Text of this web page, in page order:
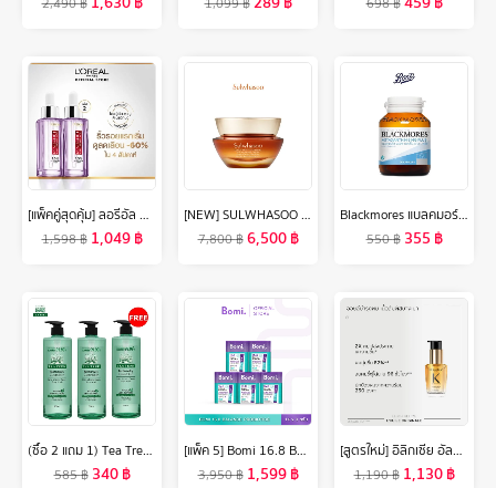
[แพ็คคู่สุดคุ้ม] ลอรีอัล ปารีส รีไวทัลลิฟท์ ไฮยาลูรอนิค แอซิด เซรั่ม 30 มล. X2 L'Oreal Paris Revitalift Hyaluronic Acid Serum 30mlx2 (hyaluron,loreal,ลอรีอัล ไฮยาลูรอน, ไฮยา)
1,598฿ 1,049฿
[NEW] SULWHASOO Concentrated Ginseng Rejuvenating Cream 50ml. ครีมต่อต้านริ้วรอย มอบความกระชับ เพิ่มความยืดหยุ่นและระดับความชุ่มชื้นสู่ผิว (ปรับสูตรใหม่)
7,800฿6,500฿
Blackmores แบลคมอร์ส แอสตาแซนธิน 6 มก. พลัส 30 แคปซูล
550฿ 355 ฿
(ซื้อ 2 แถม 1) Tea Tree ที ทรี เจลอาบน้ำ มายด์แอนด์ดีพคลีน 500 มล. Naturally Mild & Deep Clean Body Wash 500ml. X 2 Free 1
585฿ 340฿
[แพ็ค 5] Bomi 16.8 Balance Probiotics (14 x 3g) โบมิ โพรไบโอติกส์ พร้อมทาน
3,950฿ 1,599฿
[สูตรใหม่] อิลิกเซีย อัลทีม ออยล์สกัดจากดอกคามิลเลียล้ำค่า สูตรใหม่เนื้อออยล์บางเบา เพื่อผมนุ่ม เปล่งประกายเงางามขึ้น 2 เท่า ขวดเล็ก 30มล. ELIXIR ULTIME OIL FROM WILD FRENCH CAMELLIA FOR SMOOTHER HAIR AND 2X MORE SHINE MINI BOTTLE 30ML
1,190฿ 1,130฿